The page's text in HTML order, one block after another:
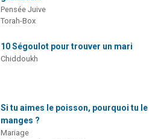
Pensée Juive
Torah-Box
10 Ségoulot pour trouver un mari
Chiddoukh
Si tu aimes le poisson, pourquoi tu le
manges ?
Mariage